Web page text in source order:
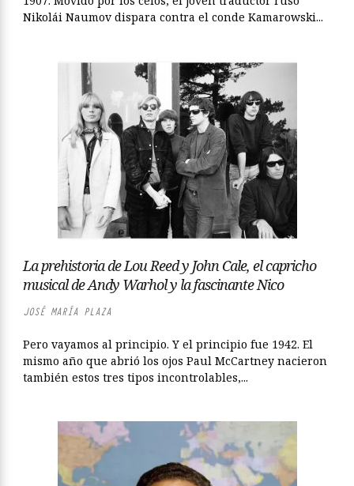
Nikolái Naumov dispara contra el conde Kamarowski...
La prehistoria de Lou Reed y John Cale, el capricho
musical de Andy Warhol y la fascinante Nico
JOSÉ MARÍA PLAZA
Pero vayamos al principio. Y el principio fue 1942. El
mismo año que abrió los ojos Paul McCartney nacieron
también estos tres tipos incontrolables,...